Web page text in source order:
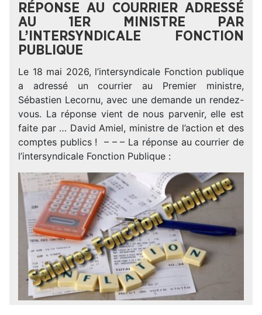
RÉPONSE AU COURRIER ADRESSÉ
AU 1ER MINISTRE PAR
L’INTERSYNDICALE FONCTION
PUBLIQUE
Le 18 mai 2026, l’intersyndicale Fonction publique
a adressé un courrier au Premier ministre,
Sébastien Lecornu, avec une demande un rendez-
vous. La réponse vient de nous parvenir, elle est
faite par … David Amiel, ministre de l’action et des
comptes publics ! – – – La réponse au courrier de
l’intersyndicale Fonction Publique :